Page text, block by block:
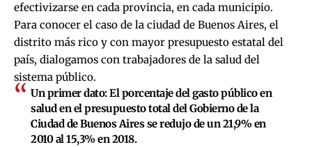
efectivizarse en cada provincia, en cada municipio.
Para conocer el caso de la ciudad de Buenos Aires, el
distrito más rico y con mayor presupuesto estatal del
país, dialogamos con trabajadores de la salud del
sistema público.
Un primer dato: El porcentaje del gasto público en
salud en el presupuesto total del Gobierno de la
Ciudad de Buenos Aires se redujo de un 21,9% en
2010 al 15,3% en 2018.